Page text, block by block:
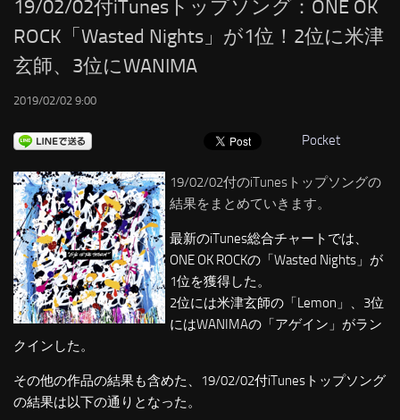
LINKS
19/02/02付iTunesトップソング：ONE OK
ROCK「Wasted Nights」が1位！2位に米津
玄師、3位にWANIMA
2019/02/02 9:00
Pocket
19/02/02付のiTunesトップソングの
結果をまとめていきます。
最新のiTunes総合チャートでは、
ONE OK ROCKの「Wasted Nights」が
1位を獲得した。
2位には米津玄師の「Lemon」、3位
にはWANIMAの「アゲイン」がラン
クインした。
その他の作品の結果も含めた、19/02/02付iTunesトップソング
の結果は以下の通りとなった。